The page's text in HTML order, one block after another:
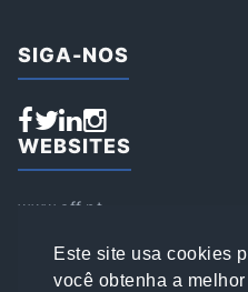
Este site usa cookies
você obtenha a
SIGA-NOS
WEBSITES
www.aff.pt
www.loja.affsports.pt
PESQUISAR